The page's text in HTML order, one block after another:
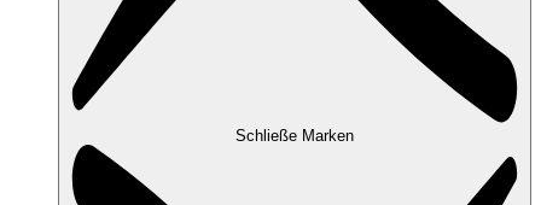
Schließe Marken